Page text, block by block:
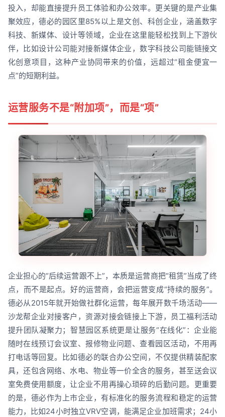
投入，却能直接提升员工体验和办公效率。更关键的是产业集
聚效应，德必的园区里85%以上是文创、科创企业，涵盖数字
科技、新媒体、设计等领域，企业在这里能轻松找到上下游伙
伴，比如设计公司能对接新媒体企业，数字科技公司能链接文
化创意项目，这种产业协同带来的价值，远超过“租金便宜一
点”的短期利益。
运营服务不是“附加项”，而是“项”
企业担心的“后续运营跟不上”，本质是运营商把“租赁”当成了终
点，而不是起点。好的运营商，会把运营变成“持续的服务”。
德必从2015年就开始做社群化运营，每年展开数千场活动——
沙龙帮企业对接客户，资源对接会链接上下游，员工福利活动
提升团队凝聚力；智慧园区系统更是让服务“在线化”：企业能
随时在线预订会议室、报修物业问题、查看园区活动，不用再
打电话等回复。比如德必的联合办公空间，不仅提供精装配家
具，还包含网络、水电、物业等一价全含的服务，甚至送会议
室免费使用额度，让企业不用再操心琐碎的后勤问题。更重要
的是，德必作为上市企业，有标准化的服务流程和稳定的运营
能力，比如24小时独立VRV空调，能满足企业加班需求；24小